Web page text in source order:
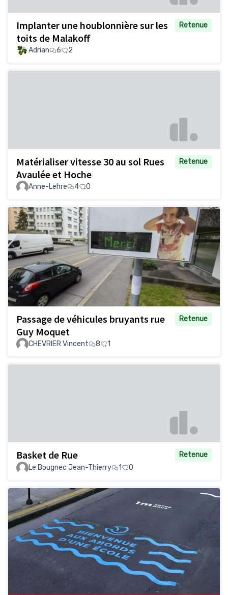
Implanter une houblonnière sur les
toits de Malakoff
Retenue
Adrian 6 2
Matérialiser vitesse 30 au sol Rues
Avaulée et Hoche
Retenue
Anne-Lehre 4 0
Passage de véhicules bruyants rue
Guy Moquet
Retenue
CHEVRIER Vincent 8 1
Basket de Rue
Retenue
Le Bougnec Jean-Thierry
1 0